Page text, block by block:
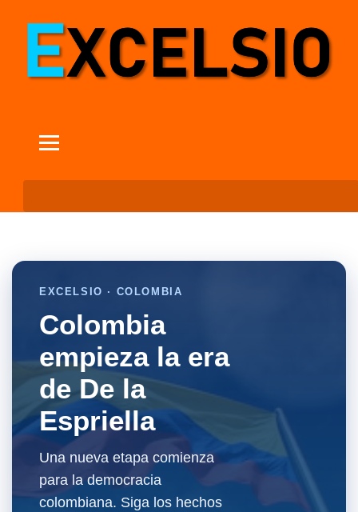
EXCELSIO · COLOMBIA
Colombia
empieza la era
de De la
Espriella
Una nueva etapa comienza
para la democracia
colombiana. Siga los hechos